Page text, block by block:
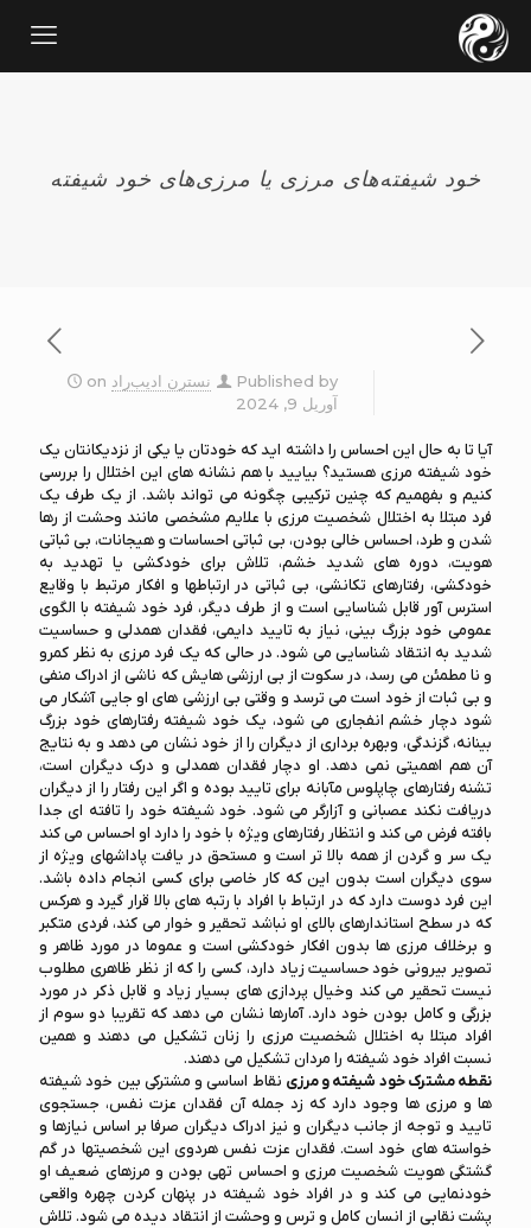
خود شیفته‌های مرزی یا مرزی‌های خود شیفته
Published by نسترن ادیب‌راد on
آوریل 9, 2024
آیا تا به حال این احساس را داشته اید که خودتان یا یکی از نزدیکانتان یک
خود شیفته مرزی هستید؟ بیایید با هم نشانه های این اختلال را بررسی
کنیم و بفهمیم که چنین ترکیبی چگونه می تواند باشد. از یک طرف یک
فرد مبتلا به اختلال شخصیت مرزی با علایم مشخصی مانند وحشت از رها
شدن و طرد، احساس خالی بودن، بی ثباتی احساسات و هیجانات، بی ثباتی
هویت، دوره های شدید خشم، تلاش برای خودکشی یا تهدید به
خودکشی، رفتارهای تکانشی، بی ثباتی در ارتباطها و افکار مرتبط با وقایع
استرس آور قابل شناسایی است و از طرف دیگر، فرد خود شیفته با الگوی
عمومی خود بزرگ بینی، نیاز به تایید دایمی، فقدان همدلی و حساسیت
شدید به انتقاد شناسایی می شود. در حالی که یک فرد مرزی به نظر کمرو
و نا مطمئن می رسد، در سکوت از بی ارزشی هایش که ناشی از ادراک منفی
و بی ثبات از خود است می ترسد و وقتی بی ارزشی های او جایی آشکار می
شود دچار خشم انفجاری می شود، یک خود شیفته رفتارهای خود بزرگ
بینانه، گزندگی، وبهره برداری از دیگران را از خود نشان می دهد و به نتایج
آن هم اهمیتی نمی دهد. او دچار فقدان همدلی و درک دیگران است،
تشنه رفتارهای چاپلوس مآبانه برای تایید بوده و اگر این رفتار را از دیگران
دریافت نکند عصبانی و آزارگر می شود. خود شیفته خود را تافته ای جدا
بافته فرض می کند و انتظار رفتارهای ویژه با خود را دارد او احساس می کند
یک سر و گردن از همه بالا تر است و مستحق در یافت پاداشهای ویژه از
سوی دیگران است بدون این که کار خاصی برای کسی انجام داده باشد.
این فرد دوست دارد که در ارتباط با افراد با رتبه های بالا قرار گیرد و هرکس
که در سطح استاندارهای بالای او نباشد تحقیر و خوار می کند، فردی متکبر
و برخلاف مرزی ها بدون افکار خودکشی است و عموما در مورد ظاهر و
تصویر بیرونی خود حساسیت زیاد دارد، کسی را که از نظر ظاهری مطلوب
نیست تحقیر می کند وخیال پردازی های بسیار زیاد و قابل ذکر در مورد
بزرگی و کامل بودن خود دارد. آمارها نشان می دهد که تقریبا دو سوم از
افراد مبتلا به اختلال شخصیت مرزی را زنان تشکیل می دهند و همین
نسبت افراد خود شیفته را مردان تشکیل می دهند.
نقطه مشترک خود شیفته و مرزی نقاط اساسی و مشترکی بین خود شیفته
ها و مرزی ها وجود دارد که زد جمله آن فقدان عزت نفس، جستجوی
تایید و توجه از جانب دیگران و نیز ادراک دیگران صرفا بر اساس نیازها و
خواسته های خود است. فقدان عزت نفس هردوی این شخصیتها در گم
گشتگی هویت شخصیت مرزی و احساس تهی بودن و مرزهای ضعیف او
خودنمایی می کند و در افراد خود شیفته در پنهان کردن چهره واقعی
پشت نقابی از انسان کامل و ترس و وحشت از انتقاد دیده می شود. تلاش